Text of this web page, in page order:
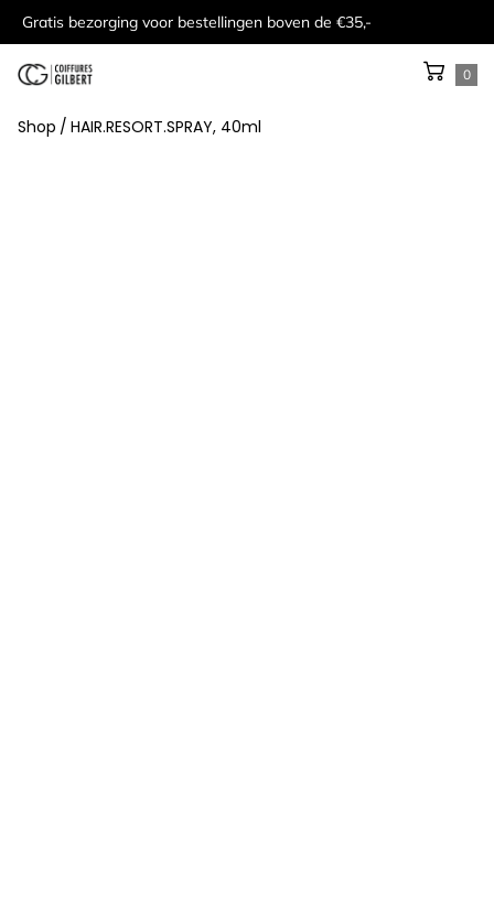
Gratis bezorging voor bestellingen boven de €35,-
0
Shop / HAIR.RESORT.SPRAY, 40ml